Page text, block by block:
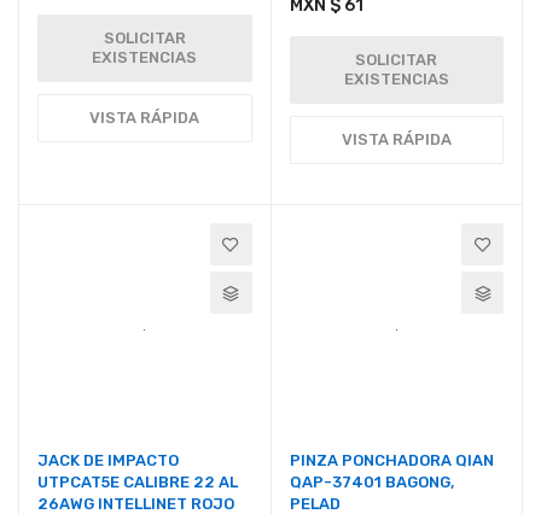
SOLICITAR
EXISTENCIAS
VISTA RÁPIDA
MXN $ 61
SOLICITAR
EXISTENCIAS
VISTA RÁPIDA
JACK DE IMPACTO
UTPCAT5E CALIBRE 22 AL
26AWG INTELLINET ROJO
PINZA PONCHADORA QIAN
QAP-37401 BAGONG,
PELAD